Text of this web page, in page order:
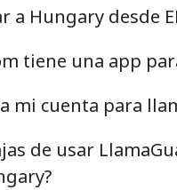
a Hungary desde
tiene una app
mi cuenta para
de usar